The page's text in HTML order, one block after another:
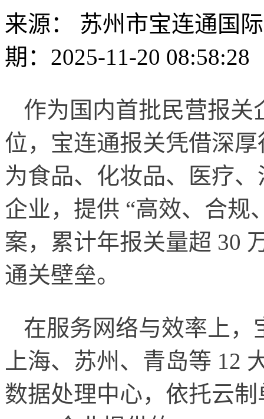
来源： 苏州市宝连通国
期：2025-11-20 08:58:28
作为国内首批民营报关
位，宝连通报关凭借深
为食品、化妆品、医疗
企业，提供 “高效、合规
案，累计年报关量超 30
通关壁垒。
在服务网络与效率上，
上海、苏州、青岛等 12
数据处理中心，依托云